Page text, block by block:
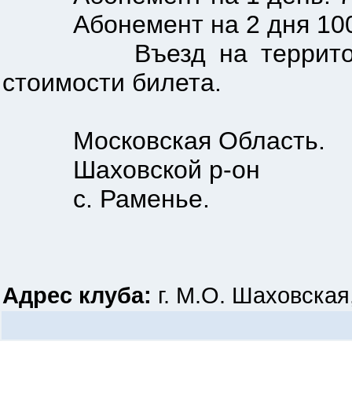
Абонемент на 2 дня 1000
Въезд на территорию
стоимости билета.
Московская Область.
Шаховской р-он
с. Раменье.
Адрес клуба: г. М.О.